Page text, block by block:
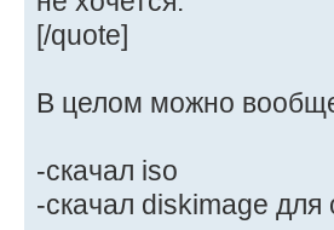
[/quote]
В целом можно
-скачал iso
-скачал diskimage